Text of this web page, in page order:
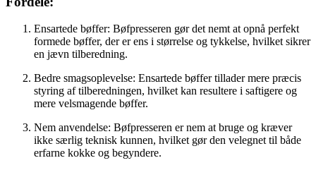
Ensartede bøffer: Bøfpresseren gør det nemt at opnå perfekt
formede bøffer, der er ens i størrelse og tykkelse, hvilket sikrer
en jævn tilberedning.
Bedre smagsoplevelse: Ensartede bøffer tillader mere præcis
styring af tilberedningen, hvilket kan resultere i saftigere og
mere velsmagende bøffer.
Nem anvendelse: Bøfpresseren er nem at bruge og kræver
ikke særlig teknisk kunnen, hvilket gør den velegnet til både
erfarne kokke og begyndere.